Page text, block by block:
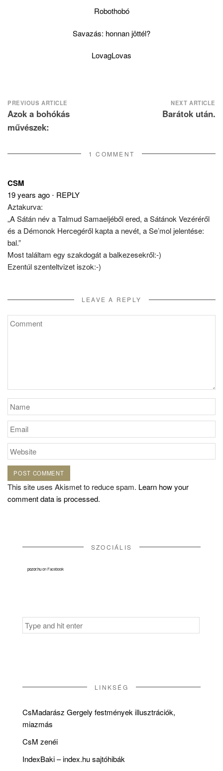
Robothobó
Savazás: honnan jöttél?
LovagLovas
Post
navigation
PREVIOUS ARTICLE
Azok a bohókás
művészek:
NEXT ARTICLE
Barátok után.
1 COMMENT
CSM
19 years ago ⋅ REPLY
Aztakurva:
„A Sátán név a Talmud Samaeljéből ered, a Sátánok Vezéréről
és a Démonok Hercegéről kapta a nevét, a Se’mol jelentése:
bal.”
Most találtam egy szakdogát a balkezesekről:-)
Ezentúl szenteltvizet iszok:-)
LEAVE A REPLY
This site uses Akismet to reduce spam. Learn how your
comment data is processed.
SZOCIÁLIS
pozor.huon Facebook
Search
for:
LINKSÉG
CsMadarász Gergely festmények illusztrációk,
miazmás
CsM zenéi
IndexBaki – index.hu sajtóhibák